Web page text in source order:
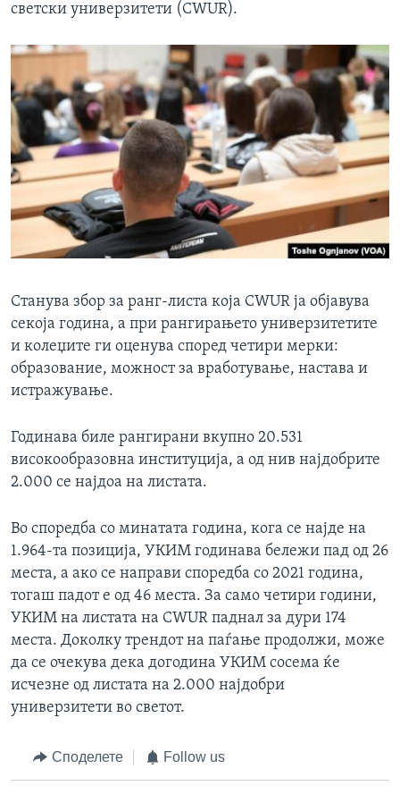
светски универзитети (CWUR).
Станува збор за ранг-листа која CWUR ја објавува
секоја година, а при рангирањето универзитетите
и колеџите ги оценува според четири мерки:
образование, можност за вработување, настава и
истражување.
Годинава биле рангирани вкупно 20.531
високообразовна институција, а од нив најдобрите
2.000 се најдоа на листата.
Во споредба со минатата година, кога се најде на
1.964-та позиција, УКИМ годинава бележи пад од 26
места, а ако се направи споредба со 2021 година,
тогаш падот е од 46 места. За само четири години,
УКИМ на листата на CWUR паднал за дури 174
места. Доколку трендот на паѓање продолжи, може
да се очекува дека догодина УКИМ сосема ќе
исчезне од листата на 2.000 најдобри
универзитети во светот.
Споделете Follow us